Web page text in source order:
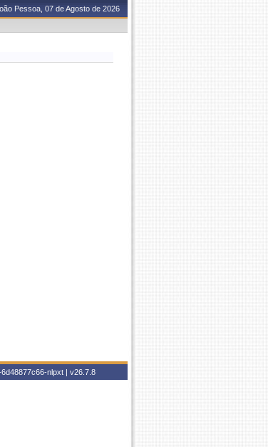
Pessoa, 07 de Agosto de 2026
nlpxt | v26.7.8